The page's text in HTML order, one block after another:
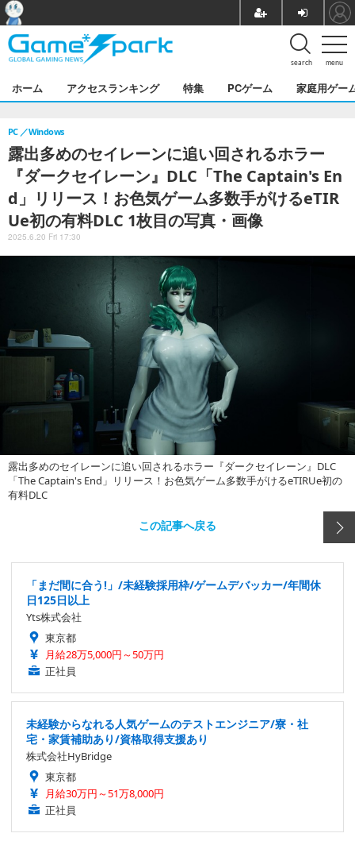
menu
search
ホーム アクセスランキング 特集 PCゲーム 家庭用ゲー
露出多めのセイレーンに追い回されるホラー
『ダークセイレーン』DLC「The Captain's En
d」リリース！お色気ゲーム多数手がけるeTIR
Ue初の有料DLC 1枚目の写真・画像
PC Windows
2025.6.20 Fri 17:30
露出多めのセイレーンに追い回されるホラー『ダークセイレーン』DLC
「The Captain's End」リリース！お色気ゲーム多数手がけるeTIRUe初の
有料DLC
この記事へ戻る
「まだ間に合う!」/未経験採用枠/ゲームデバッカー/年間休
日125日以上
Yts株式会社
東京都
月給28万5,000円～50万円
正社員
未経験からなれる人気ゲームのテストエンジニア/寮・社
宅・家賃補助あり/資格取得支援あり
株式会社HyBridge
東京都
月給30万円～51万8,000円
正社員